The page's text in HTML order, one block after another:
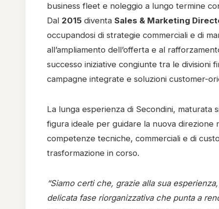
business fleet e noleggio a lungo termine
Dal 2015 diventa Sales & Marketing
occupandosi di strategie commerciali e di
all’ampliamento dell’offerta e al
successo iniziative congiunte tra le divisioni
campagne integrate e soluzioni customer-
La lunga esperienza di Secondini, maturata
figura ideale per guidare la nuova direzione
competenze tecniche, commerciali e di
trasformazione in corso.
“Siamo certi che, grazie alla sua
delicata fase riorganizzativa che punta a